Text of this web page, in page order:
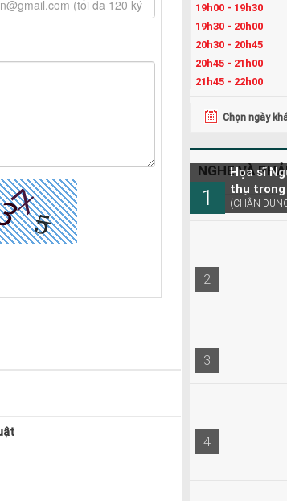
19h00 - 19h30
19h30 - 20h00
20h30 - 20h45
20h45 - 21h00
21h45 - 22h00
Chọn ngày
NGHE VÀ
1
Họa sĩ
thụ trong
(CHÂN
2
3
4